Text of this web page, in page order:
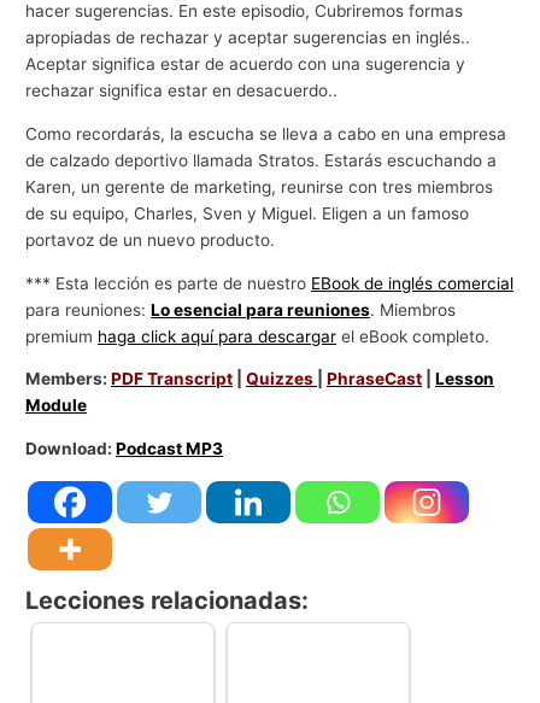
hacer sugerencias. En este episodio, Cubriremos formas
apropiadas de rechazar y aceptar sugerencias en inglés..
Aceptar significa estar de acuerdo con una sugerencia y
rechazar significa estar en desacuerdo..
Como recordarás, la escucha se lleva a cabo en una empresa
de calzado deportivo llamada Stratos. Estarás escuchando a
Karen, un gerente de marketing, reunirse con tres miembros
de su equipo, Charles, Sven y Miguel. Eligen a un famoso
portavoz de un nuevo producto.
*** Esta lección es parte de nuestro EBook de inglés comercial
para reuniones:Lo esencial para reuniones. Miembros
premium haga click aquí para descargar el eBook completo.
Members:PDF Transcript |Quizzes |PhraseCast |Lesson
Module
Download:Podcast MP3
Lecciones relacionadas: